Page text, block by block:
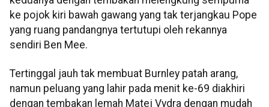
ke pojok kiri bawah gawang yang tak terjangkau Pope
yang ruang pandangnya tertutupi oleh rekannya
sendiri Ben Mee.
Tertinggal jauh tak membuat Burnley patah arang,
namun peluang yang lahir pada menit ke-69 diakhiri
dengan tembakan lemah Matej Vydra dengan mudah